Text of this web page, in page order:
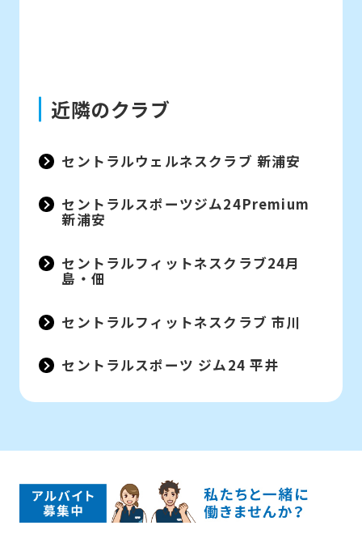
近隣のクラブ
セントラルウェルネスクラブ 新浦安
セントラルスポーツジム24Premium
新浦安
セントラルフィットネスクラブ24月
島・佃
セントラルフィットネスクラブ 市川
セントラルスポーツ ジム24 平井